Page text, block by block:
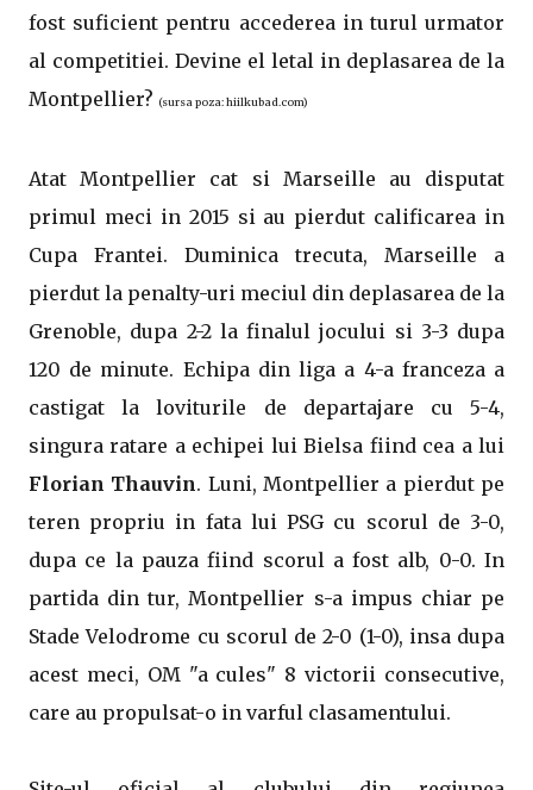
fost suficient pentru accederea in turul urmator
al competitiei. Devine el letal in deplasarea de la
Montpellier? (sursa poza: hiilkubad.com)
Atat Montpellier cat si Marseille au disputat
primul meci in 2015 si au pierdut calificarea in
Cupa Frantei. Duminica trecuta, Marseille a
pierdut la penalty-uri meciul din deplasarea de la
Grenoble, dupa 2-2 la finalul jocului si 3-3 dupa
120 de minute. Echipa din liga a 4-a franceza a
castigat la loviturile de departajare cu 5-4,
singura ratare a echipei lui Bielsa fiind cea a lui
Florian Thauvin. Luni, Montpellier a pierdut pe
teren propriu in fata lui PSG cu scorul de 3-0,
dupa ce la pauza fiind scorul a fost alb, 0-0. In
partida din tur, Montpellier s-a impus chiar pe
Stade Velodrome cu scorul de 2-0 (1-0), insa dupa
acest meci, OM "a cules" 8 victorii consecutive,
care au propulsat-o in varful clasamentului.